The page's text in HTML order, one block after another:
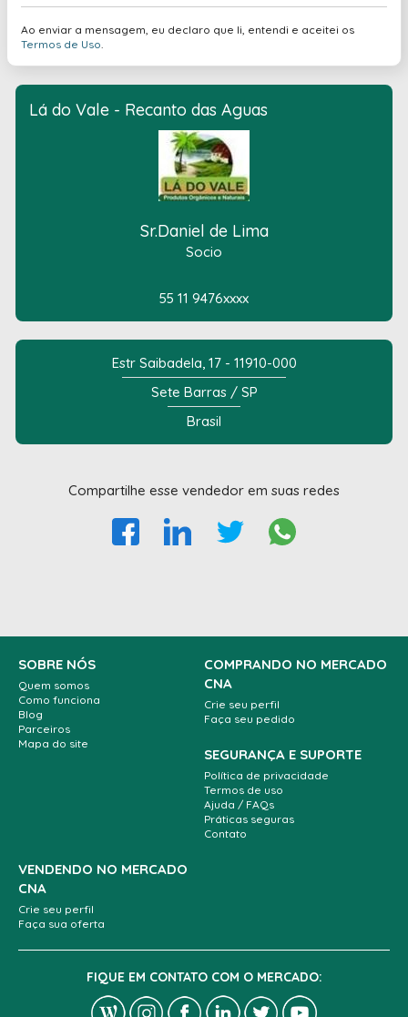
Ao enviar a mensagem, eu declaro que li, entendi e aceitei os
Termos de Uso
Lá do Vale - Recanto das Aguas
Sr.Daniel de Lima
Socio
55 11 9476xxxx
Estr Saibadela, 17 - 11910-000
Sete Barras / SP
Brasil
Compartilhe esse vendedor em suas redes
SOBRE NÓS
Quem somos
Como funciona
Blog
Parceiros
Mapa do site
COMPRANDO NO MERCADO
CNA
Crie seu perfil
Faça seu pedido
SEGURANÇA E SUPORTE
Política de privacidade
Termos de uso
Ajuda / FAQs
Práticas seguras
Contato
VENDENDO NO MERCADO
CNA
Crie seu perfil
Faça sua oferta
FIQUE EM CONTATO COM O MERCADO: